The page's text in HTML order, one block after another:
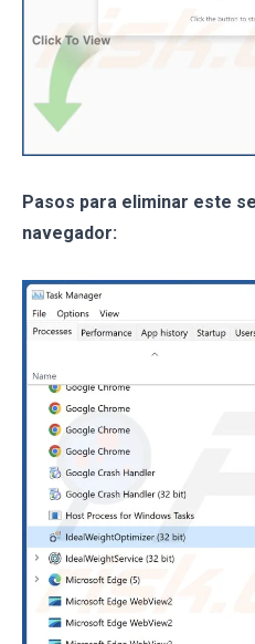
Pasos para eliminar este
navegador: